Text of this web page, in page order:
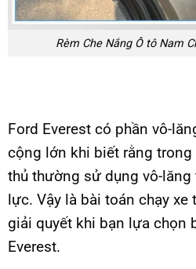
Rèm Che Nắng Ô tô Nam
Ford Everest có phần vô-
cộng lớn khi biết rằng trong
thủ thường sử dụng vô-
lực. Vậy là bài toán chạy
giải quyết khi bạn lựa chọn
Everest.